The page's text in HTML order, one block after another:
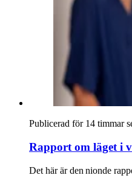
Publicerad för 14 timmar
Rapport om läget i
Det här är den nionde